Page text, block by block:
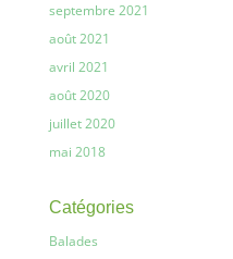
septembre 2021
août 2021
avril 2021
août 2020
juillet 2020
mai 2018
Catégories
Balades